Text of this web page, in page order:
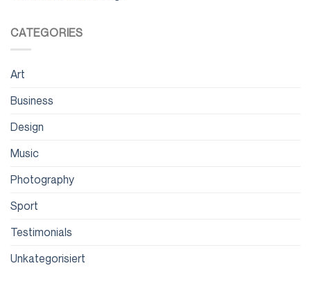
CATEGORIES
Art
Business
Design
Music
Photography
Sport
Testimonials
Unkategorisiert